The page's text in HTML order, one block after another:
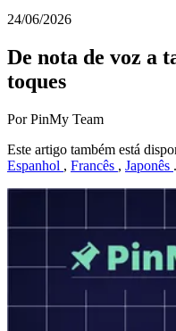
24/06/2026
De nota de voz a
toques
Por PinMy Team
Este artigo também está
Espanhol , Francês , Japonês .